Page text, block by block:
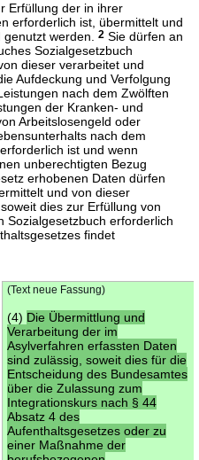
Erfüllung der in ihrer
erforderlich ist, übermittelt und
werden.
2Sie dürfen an
Sozialgesetzbuch
dieser verarbeitet und
Aufdeckung und Verfolgung
nach dem Zwölften
der Kranken- und
Arbeitslosengeld oder
nach dem
ist und wenn
unberechtigten Bezug
erhobenen Daten dürfen
und von dieser
dies zur Erfüllung von
Sozialgesetzbuch erforderlich
findet
(Text neue Fassung)
(4) Die Übermittlung und
Verarbeitung der im
Asylverfahren erfassten Daten
sind zulässig, soweit dies für die
Entscheidung des Bundesamtes
über die Zulassung zum
Integrationskurs nach § 44
Absatz 4 des
Aufenthaltsgesetzes oder zu
einer Maßnahme der